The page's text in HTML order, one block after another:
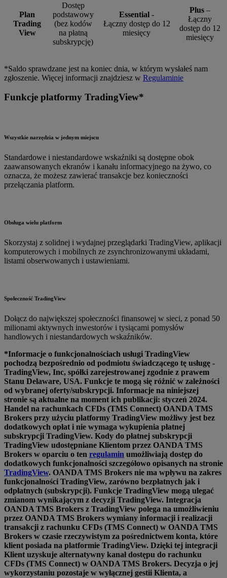
Plan
Trading
View
Dostęp
podstawowy
(bez kodów
na płatną
subskrypcję)
Essential -
Łączny dostęp do 12
miesięcy
Plus –
Łączny
dostęp do 12
miesięcy
*Saldo sprawdzane jest na koniec dnia, w którym wysłałeś nam
zgłoszenie. Więcej informacji znajdziesz w Regulaminie
Funkcje platformy TradingView*
Wszystkie narzędzia w jednym miejscu
Standardowe i niestandardowe wskaźniki są dostępne obok
zaawansowanych ekranów i kanału informacyjnego na żywo, co
oznacza, że możesz zawierać transakcje bez konieczności
przełączania platform.
Obsługa wielu platform
Skorzystaj z solidnej i wydajnej przeglądarki TradingView, aplikacji
komputerowych i mobilnych ze zsynchronizowanymi układami,
listami obserwowanych i ustawieniami.
Społeczność TradingView
Dołącz do największej społeczności finansowej w sieci, z ponad 50
milionami aktywnych inwestorów i tysiącami pomysłów
handlowych i niestandardowych wskaźników.
*Informacje o funkcjonalnościach usługi TradingView
pochodzą bezpośrednio od podmiotu świadczącego tę usługę -
TradingView, Inc, spółki zarejestrowanej zgodnie z prawem
Stanu Delaware, USA. Funkcje te mogą się różnić w zależności
od wybranej oferty/subskrypcji. Informacje na niniejszej
stronie są aktualne na moment ich publikacji: styczeń 2024.
Handel na rachunkach CFDs (TMS Connect) OANDA TMS
Brokers przy użyciu platformy TradingView możliwy jest bez
dodatkowych opłat i nie wymaga wykupienia płatnej
subskrypcji TradingView. Kody do płatnej subskrypcji
TradingView udostępniane Klientom przez OANDA TMS
Brokers w oparciu o ten regulamin umożliwiają dostęp do
dodatkowych funkcjonalności szczegółowo opisanych na stronie
TradingView. OANDA TMS Brokers nie ma wpływu na zakres
funkcjonalności TradingView, zarówno bezpłatnych jak i
odpłatnych (subskrypcji). Funkcje TradingView mogą ulegać
zmianom wynikającym z decyzji TradingView. Integracja
OANDA TMS Brokers z TradingView polega na umożliwieniu
przez OANDA TMS Brokers wymiany informacji i realizacji
transakcji z rachunku CFDs (TMS Connect) w OANDA TMS
Brokers w czasie rzeczywistym za pośrednictwem konta, które
klient posiada na platformie TradingView. Dzięki tej integracji
Klient uzyskuje alternatywny kanał dostępu do rachunku
CFDs (TMS Connect) w OANDA TMS Brokers. Decyzja o jej
wykorzystaniu pozostaje w wyłącznej gestii Klienta, a